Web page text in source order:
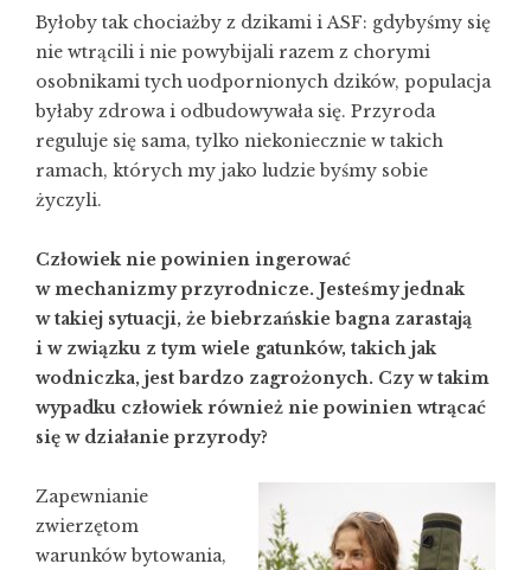
Byłoby tak chociażby z dzikami i ASF: gdybyśmy się
nie wtrącili i nie powybijali razem z chorymi
osobnikami tych uodpornionych dzików, populacja
byłaby zdrowa i odbudowywała się. Przyroda
reguluje się sama, tylko niekoniecznie w takich
ramach, których my jako ludzie byśmy sobie
życzyli.
Człowiek nie powinien ingerować
w mechanizmy przyrodnicze. Jesteśmy jednak
w takiej sytuacji, że biebrzańskie bagna zarastają
i w związku z tym wiele gatunków, takich jak
wodniczka, jest bardzo zagrożonych. Czy w takim
wypadku człowiek również nie powinien wtrącać
się w działanie przyrody?
Zapewnianie
zwierzętom
warunków bytowania,